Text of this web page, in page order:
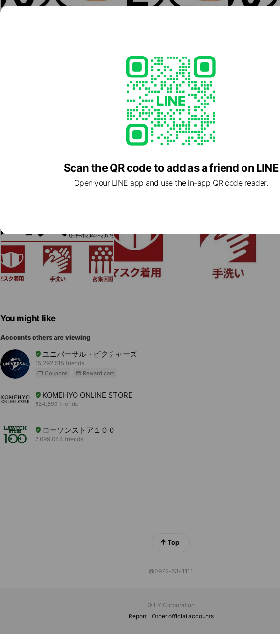
You might like
Accounts others are viewing
ユニバーサル・ピクチャーズ
15,292,515 friends
Coupons Reward card
KOMEHYO ONLINE STORE
624,890 friends
ローソンストア１００
2,699,044 friends
Top
@0972-63-1111
© LY Corporation
Report
Other official accounts
Scan the QR code to add as a friend on LINE
Open your LINE app and use the in-app QR code reader.